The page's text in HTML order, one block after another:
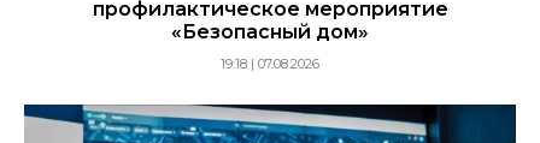
профилактическое мероприятие
«Безопасный дом»
19:18 | 07.08.2026